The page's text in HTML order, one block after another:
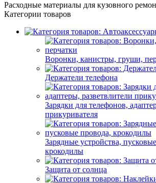
Расходные материалы для кузовного
Категории товаров
Воронки, канистры, груши,
Держатели телефона
Зарядки для телефонов,
прикуривателя
Зарядные устройства,
крокодилы
Защита от солнца